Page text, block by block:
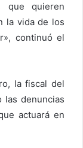
que quieren
la vida de los
continuó el
la fiscal del
las denuncias
actuará en